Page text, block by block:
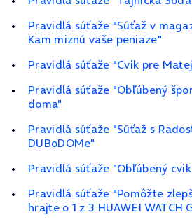
Pravidlá súťaže "Súťaž v
Kam miznú vaše peniaze"
Pravidlá súťaže "Cvik pre
Pravidlá súťaže "Obľúbený
doma"
Pravidlá súťaže "Súťaž s
DUBoDOMe"
Pravidlá súťaže "Obľúbený
Pravidlá súťaže "Pomôžte
hrajte o 1 z 3 HUAWEI WATCH